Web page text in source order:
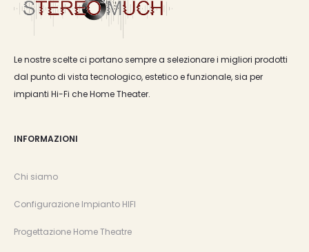
Le nostre scelte ci portano sempre a selezionare i migliori prodotti
dal punto di vista tecnologico, estetico e funzionale, sia per
impianti Hi-Fi che Home Theater.
INFORMAZIONI
Chi siamo
Configurazione Impianto HIFI
Progettazione Home Theatre